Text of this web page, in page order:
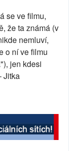
se ve filmu,
že ta známá (v
nemluví,
o ní ve filmu
jen kdesi
Jitka